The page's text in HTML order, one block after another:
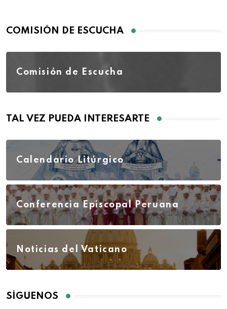
COMISIÓN DE ESCUCHA
Comisión de Escucha
TAL VEZ PUEDA INTERESARTE
Calendario Litúrgico
Conferencia Episcopal Peruana
Noticias del Vaticano
SÍGUENOS